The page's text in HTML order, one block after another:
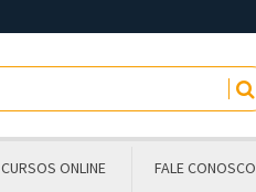
CURSOS ONLINE FALE CONOSCO